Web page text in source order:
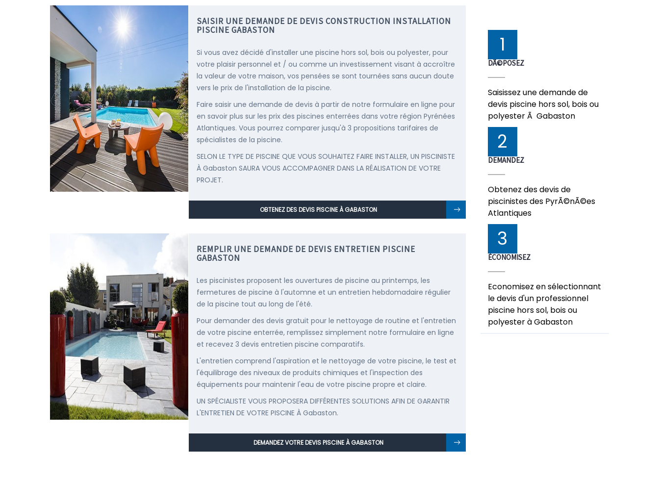
SAISIR UNE DEMANDE DE DEVIS CONSTRUCTION INSTALLATION
PISCINE GABASTON
Si vous avez décidé d'installer une piscine hors sol, bois ou polyester, pour
votre plaisir personnel et / ou comme un investissement visant à accroître
la valeur de votre maison, vos pensées se sont tournées sans aucun doute
vers le prix de l'installation de la piscine.
Faire saisir une demande de devis à partir de notre formulaire en ligne pour
en savoir plus sur les prix des piscines enterrées dans votre région Pyrénées
Atlantiques. Vous pourrez comparer jusqu'à 3 propositions tarifaires de
spécialistes de la piscine.
SELON LE TYPE DE PISCINE QUE VOUS SOUHAITEZ FAIRE INSTALLER, UN PISCINISTE
À Gabaston SAURA VOUS ACCOMPAGNER DANS LA RÉALISATION DE VOTRE
PROJET.
OBTENEZ DES DEVIS PISCINE À GABASTON
REMPLIR UNE DEMANDE DE DEVIS ENTRETIEN PISCINE
GABASTON
Les piscinistes proposent les ouvertures de piscine au printemps, les
fermetures de piscine à l'automne et un entretien hebdomadaire régulier
de la piscine tout au long de l'été.
Pour demander des devis gratuit pour le nettoyage de routine et l'entretien
de votre piscine enterrée, remplissez simplement notre formulaire en ligne
et recevez 3 devis entretien piscine comparatifs.
L'entretien comprend l'aspiration et le nettoyage de votre piscine, le test et
l'équilibrage des niveaux de produits chimiques et l'inspection des
équipements pour maintenir l'eau de votre piscine propre et claire.
UN SPÉCIALISTE VOUS PROPOSERA DIFFÉRENTES SOLUTIONS AFIN DE GARANTIR
L'ENTRETIEN DE VOTRE PISCINE À Gabaston.
DEMANDEZ VOTRE DEVIS PISCINE À GABASTON
1
DÃ©POSEZ
Saisissez une demande de
devis piscine hors sol, bois ou
polyester Ã Gabaston
2
DEMANDEZ
Obtenez des devis de
piscinistes des PyrÃ©nÃ©es
Atlantiques
3
ÉCONOMISEZ
Economisez en sélectionnant
le devis d'un professionnel
piscine hors sol, bois ou
polyester à Gabaston